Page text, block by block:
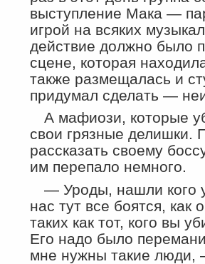
выступление Мака —
игрой на всяких
действие должно было
сцене, которая
также размещалась и
придумал сделать —
А мафиози, которые
свои грязные делишки.
рассказать своему
им перепало немного.
— Уроды, нашли кого
нас тут все боятся, как
таких как тот, кого вы
Его надо было
мне нужны такие люди,